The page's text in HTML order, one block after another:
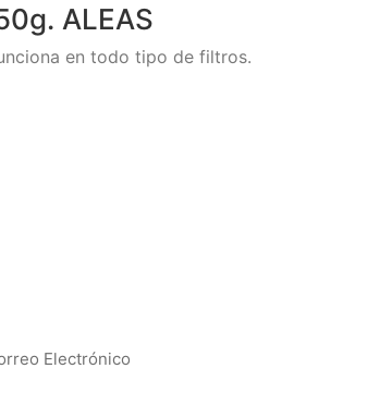
ALEAS
en todo tipo de filtros.
Electrónico